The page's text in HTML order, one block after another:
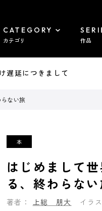
CATEGORY
カテゴリ 作品
延につきまして
ない旅
はじめまして
る、終わらな
著者： 上総 朋大 イラ